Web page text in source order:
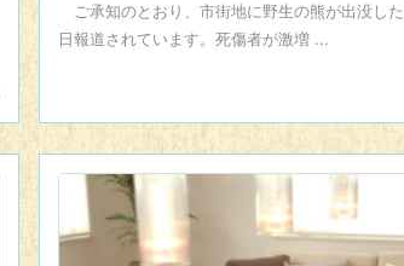
ご承知のとおり、市街地に野生の熊が出没し
日報道されています。死傷者が激増 ...